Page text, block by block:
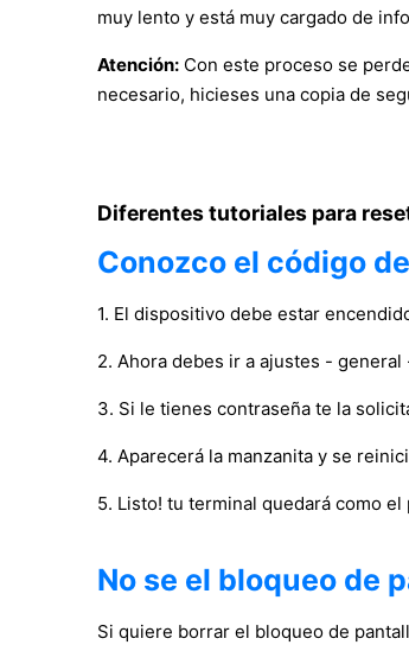
muy lento y está muy cargado de
Atención: Con este proceso se
necesario, hicieses una copia de
Diferentes tutoriales para
Conozco el código
1. El dispositivo debe estar
2. Ahora debes ir a ajustes -
3. Si le tienes contraseña te la
4. Aparecerá la manzanita y se
5. Listo! tu terminal quedará como el
No se el bloqueo de
Si quiere borrar el bloqueo de